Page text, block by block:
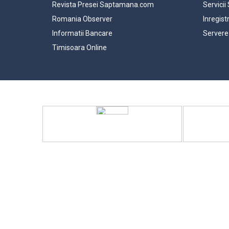
Revista Presei Saptamana.com
Romania Observer
Informatii Bancare
Timisoara Online
Servicii